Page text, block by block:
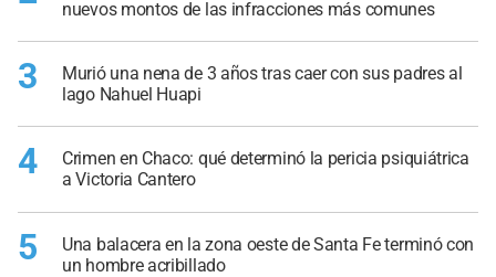
nuevos montos de las infracciones más comunes
3
Murió una nena de 3 años tras caer con sus padres al
lago Nahuel Huapi
4
Crimen en Chaco: qué determinó la pericia psiquiátrica
a Victoria Cantero
5
Una balacera en la zona oeste de Santa Fe terminó con
un hombre acribillado